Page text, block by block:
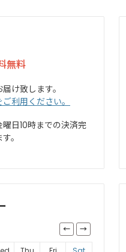
無料
け致します。
利用ください。
日10時までの決済完
。